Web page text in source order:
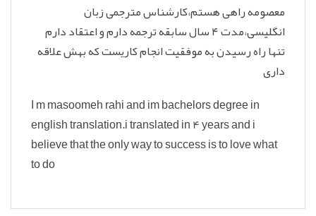
معصومه راهی هستم،کارشناس مترجمی زبان
انگلیسی،مدت ۴ سال سابقه ترجمه دارم و اعتقاد دارم
تنها راه رسیدن به موفقیت انجام کاریست که بهش علاقه
داری
I m masoomeh rahi and im bachelors degree in
english translation.i translated in 4 years and i
believe that the only way to success is to love what
to do